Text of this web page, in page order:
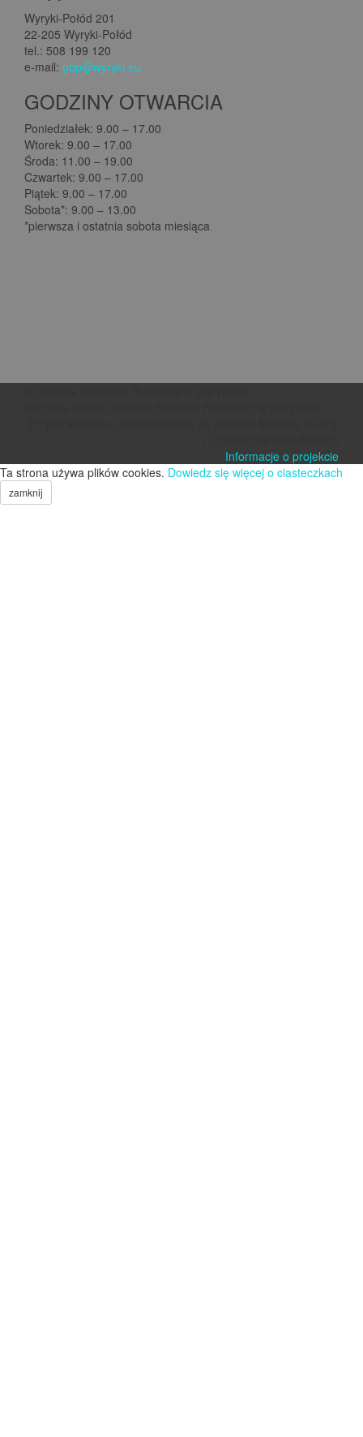
Wyryki-Połód 201
22-205 Wyryki-Połód
tel.: 508 199 120
e-mail: gbp@wyryki.eu
GODZINY OTWARCIA
Poniedziałek: 9.00 – 17.00
Wtorek: 9.00 – 17.00
Środa: 11.00 – 19.00
Czwartek: 9.00 – 17.00
Piątek: 9.00 – 17.00
Sobota*: 9.00 – 13.00
*pierwsza i ostatnia sobota miesiąca
Informacje o projekcie
Ta strona używa plików cookies. Dowiedz się więcej o ciasteczkach
zamknij